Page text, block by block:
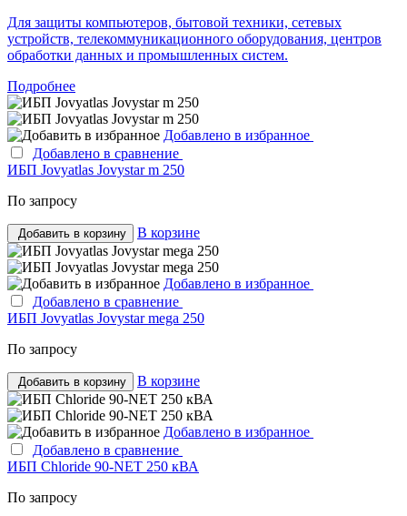
Для защиты компьютеров, бытовой техники, сетевых
устройств, телекоммуникационного оборудования, центров
обработки данных и промышленных систем.
Подробнее
Добавлено в избранное
Добавлено в сравнение
ИБП Jovyatlas Jovystar m 250
По запросу
Добавить в корзину В корзине
Добавлено в избранное
Добавлено в сравнение
ИБП Jovyatlas Jovystar mega 250
По запросу
Добавить в корзину В корзине
Добавлено в избранное
Добавлено в сравнение
ИБП Chloride 90-NET 250 кВА
По запросу